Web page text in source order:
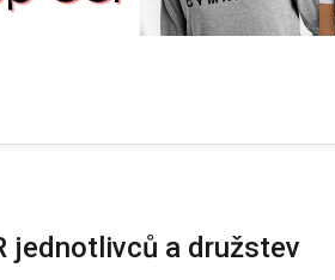
jednotlivců a družstev